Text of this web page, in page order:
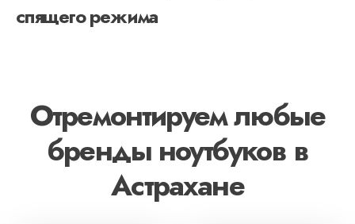
спящего режима
Отремонтируем любые
бренды ноутбуков в
Астрахане